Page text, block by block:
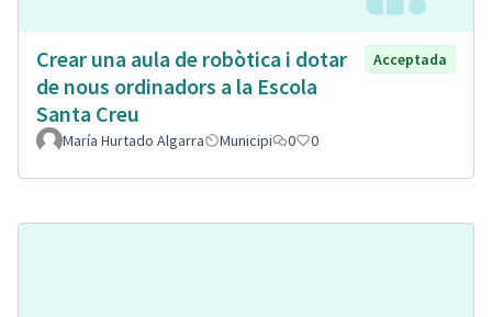
Crear una aula de robòtica i dotar
de nous ordinadors a la Escola
Santa Creu
Acceptada
María Hurtado Algarra Municipi 0 0